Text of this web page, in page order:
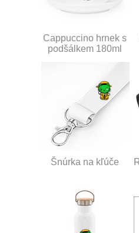
Cappuccino hrnek s
podšálkem 180ml
Šnúrka na kľúče